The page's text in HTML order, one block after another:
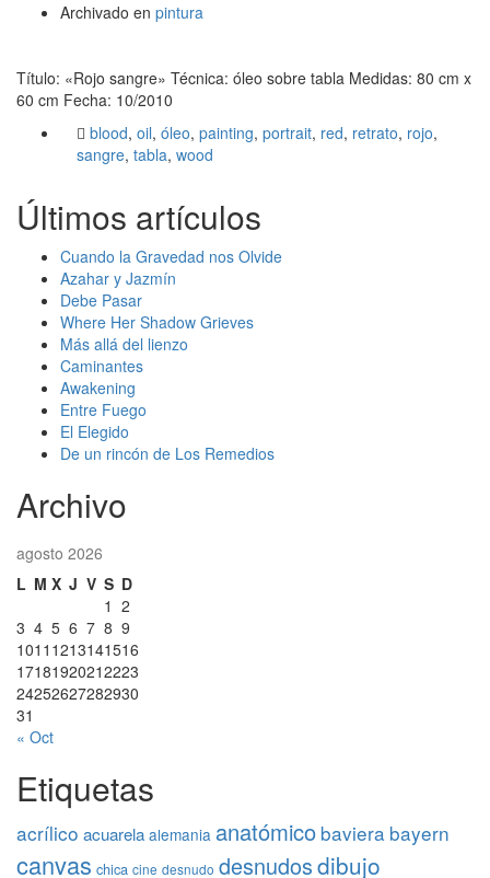
Archivado en pintura
Título: «Rojo sangre» Técnica: óleo sobre tabla Medidas: 80 cm x
60 cm Fecha: 10/2010
blood, oil, óleo, painting, portrait, red, retrato, rojo,
sangre, tabla, wood
Últimos artículos
Cuando la Gravedad nos Olvide
Azahar y Jazmín
Debe Pasar
Where Her Shadow Grieves
Más allá del lienzo
Caminantes
Awakening
Entre Fuego
El Elegido
De un rincón de Los Remedios
Archivo
agosto 2026
L M X J V S D
1 2
3 4 5 6 7 8 9
1011 1213141516
17181920212223
24252627282930
31
« Oct
Etiquetas
acrílico acuarela alemania anatómico baviera bayern
canvas chica cine desnudo desnudosdibujo